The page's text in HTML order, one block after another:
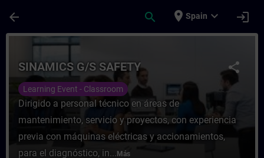
arrow_back search place Spain expand_more login
Curso - SINAMICS G/S SAFETY -
share
SINAMICS G/S SAFETY
Learning Event - Classroom
Dirigido a personal técnico en áreas de
mantenimiento, servicio y proyectos, con experiencia
previa con máquinas eléctricas y accionamientos,
para el diagnóstico, in... Más